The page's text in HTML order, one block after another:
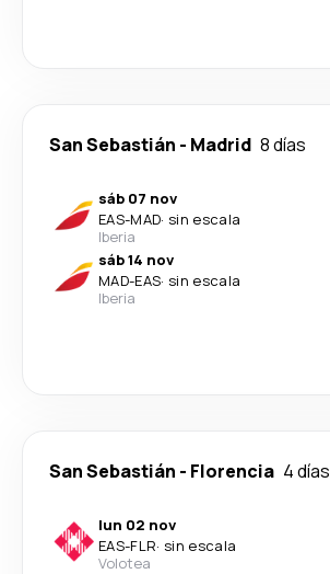
San Sebastián - Madrid 8 días
sáb 07 nov
EAS-MAD· sin escala
Iberia
sáb 14 nov
MAD-EAS· sin escala
Iberia
San Sebastián - Florencia 4 días
lun 02 nov
EAS-FLR· sin escala
Volotea